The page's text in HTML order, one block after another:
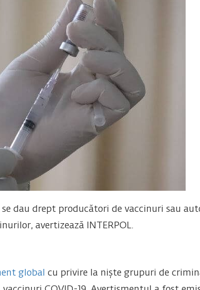
dau drept producători de vaccinuri sau
avertizează INTERPOL.
global cu privire la niște grupuri de